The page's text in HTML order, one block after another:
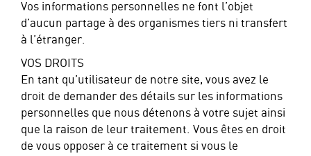
Vos informations personnelles ne font l’objet
d’aucun partage à des organismes tiers ni transfert
à l’étranger.
VOS DROITS
En tant qu’utilisateur de notre site, vous avez le
droit de demander des détails sur les informations
personnelles que nous détenons à votre sujet ainsi
que la raison de leur traitement. Vous êtes en droit
de vous opposer à ce traitement si vous le